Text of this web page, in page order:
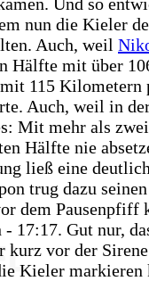
nun die Kieler
Auch, weil
Hälfte mit über
115 Kilometern
Auch, weil in
Mit mehr als
Hälfte nie
ließ eine
trug dazu
dem Pausenpfiff
- 17:17. Gut nur,
kurz vor der
Kieler markieren